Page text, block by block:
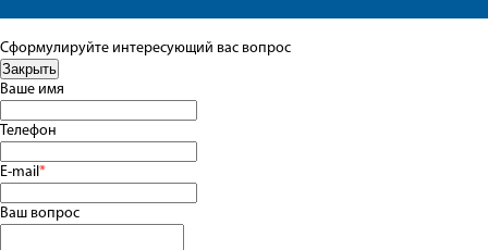
Сформулируйте интересующий вас вопрос
Ваше имя
Телефон
E-mail*
Ваш вопрос